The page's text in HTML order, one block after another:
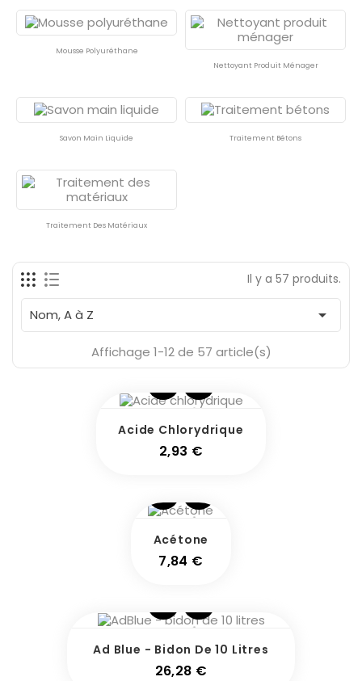
Mousse Polyuréthane
Nettoyant Produit Ménager
Savon Main Liquide Traitement Bétons
Traitement Des Matériaux
Il y a 57 produits.
Nom, A à Z 
Affichage 1-12 de 57 article(s)
Acide Chlorydrique
2,93 €
Acétone
7,84 €
Ad Blue - Bidon De 10 Litres
26,28 €